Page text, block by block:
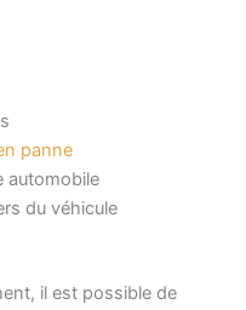
panne
automobile
du véhicule
il est possible de